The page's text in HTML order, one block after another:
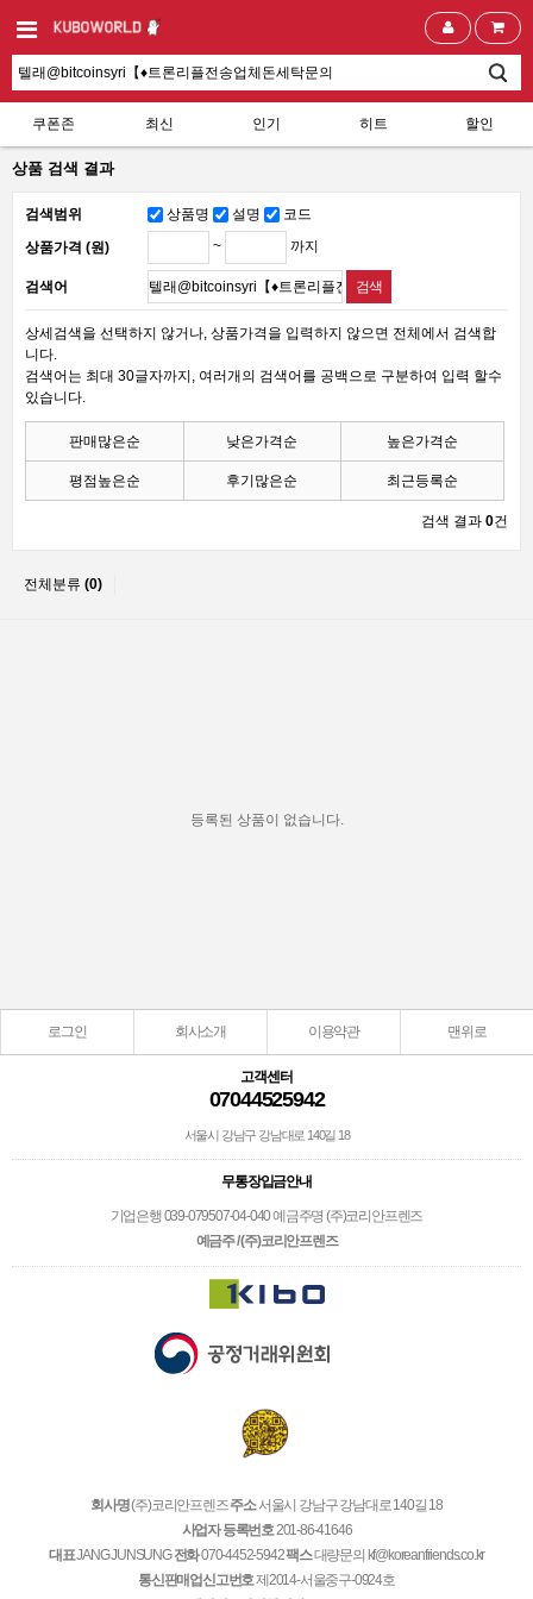
쿠폰존 최신 인기 히트 할인
상품 검색 결과
검색범위 상품명 설명
코드
상품가격 (원)
~ 까지
검색어
상세검색을 선택하지 않거나, 상품가격을 입력하지 않으면 전체에서 검색합
니다.
검색어는 최대 30글자까지, 여러개의 검색어를 공백으로 구분하여 입력 할수
있습니다.
판매많은순 낮은가격순 높은가격순
평점높은순 후기많은순 최근등록순
검색 결과 0건
전체분류 (0)
등록된 상품이 없습니다.
로그인 회사소개 이용약관 맨위로
고객센터
07044525942
서울시 강남구 강남대로 140길 18
무통장입금안내
기업은행 039-079507-04-040 예금주명 (주)코리안프렌즈
예금주 / (주)코리안프렌즈
회사명(주)코리안프렌즈주소서울시 강남구 강남대로 140길 18
사업자 등록번호201-86-41646
대표JANG JUNSUNG 전화070-4452-5942팩스대량문의 kf@koreanfriends.co.kr
통신판매업신고번호제2014-서울중구-0924호